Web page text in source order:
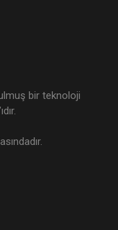
bir teknoloji